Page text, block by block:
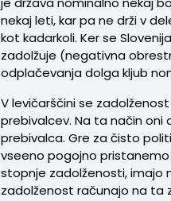
nekaj leti, kar pa ne drži v
kot kadarkoli. Ker se
zadolžuje (negativna
odplačevanja dolga kljub
V levičarščini se
prebivalcev. Na ta način
prebivalca. Gre za čisto
vseeno pogojno
stopnje zadolženosti, imajo
zadolženost računajo na ta